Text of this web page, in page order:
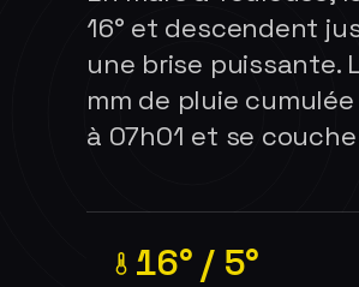
16° et descendent
une brise puissante.
mm de pluie
à 07h01 et se
16° / 5°